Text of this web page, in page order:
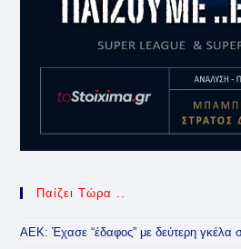
Παίζει Τώρα ..
ΑΕΚ: Έχασε “έδαφος” με δεύτερη γκέλα